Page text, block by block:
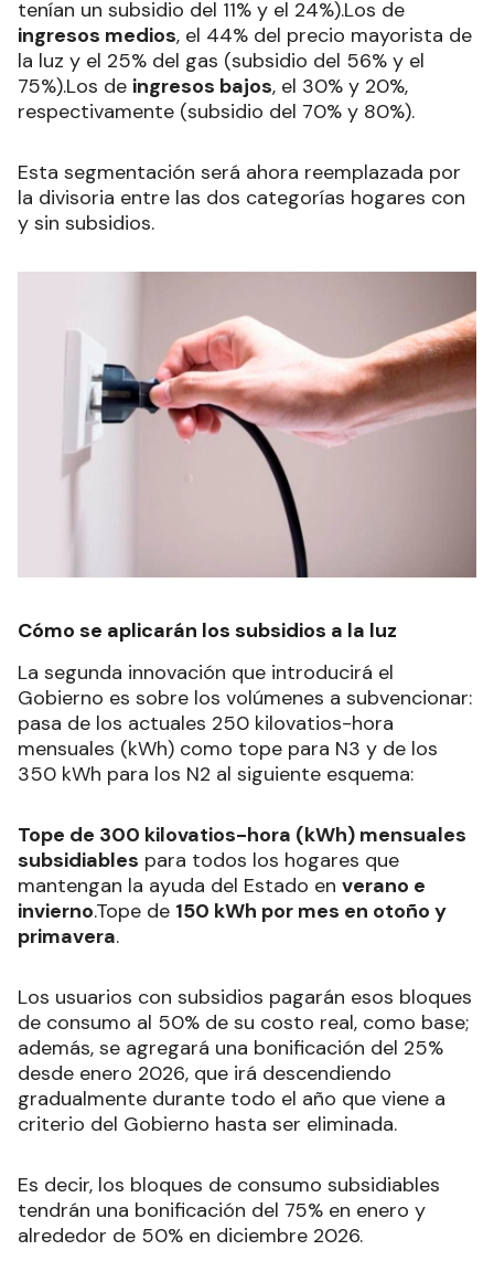
tenían un subsidio del 11% y el 24%).Los de
ingresos medios, el 44% del precio mayorista de
la luz y el 25% del gas (subsidio del 56% y el
75%).Los de ingresos bajos, el 30% y 20%,
respectivamente (subsidio del 70% y 80%).
Esta segmentación será ahora reemplazada por
la divisoria entre las dos categorías hogares con
y sin subsidios.
Cómo se aplicarán los subsidios a la luz
La segunda innovación que introducirá el
Gobierno es sobre los volúmenes a subvencionar:
pasa de los actuales 250 kilovatios-hora
mensuales (kWh) como tope para N3 y de los
350 kWh para los N2 al siguiente esquema:
Tope de 300 kilovatios-hora (kWh) mensuales
subsidiables para todos los hogares que
mantengan la ayuda del Estado en verano e
invierno.Tope de 150 kWh por mes en otoño y
primavera.
Los usuarios con subsidios pagarán esos bloques
de consumo al 50% de su costo real, como base;
además, se agregará una bonificación del 25%
desde enero 2026, que irá descendiendo
gradualmente durante todo el año que viene a
criterio del Gobierno hasta ser eliminada.
Es decir, los bloques de consumo subsidiables
tendrán una bonificación del 75% en enero y
alrededor de 50% en diciembre 2026.